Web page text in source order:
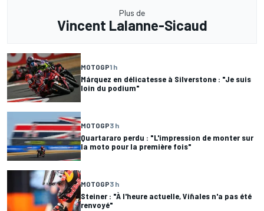
Plus de
Vincent Lalanne-Sicaud
MOTOGP1 h
Márquez en délicatesse à Silverstone : "Je suis
loin du podium"
MOTOGP3 h
Quartararo perdu : "L'impression de monter sur
la moto pour la première fois"
MOTOGP3 h
Steiner : "À l'heure actuelle, Viñales n'a pas été
renvoyé"